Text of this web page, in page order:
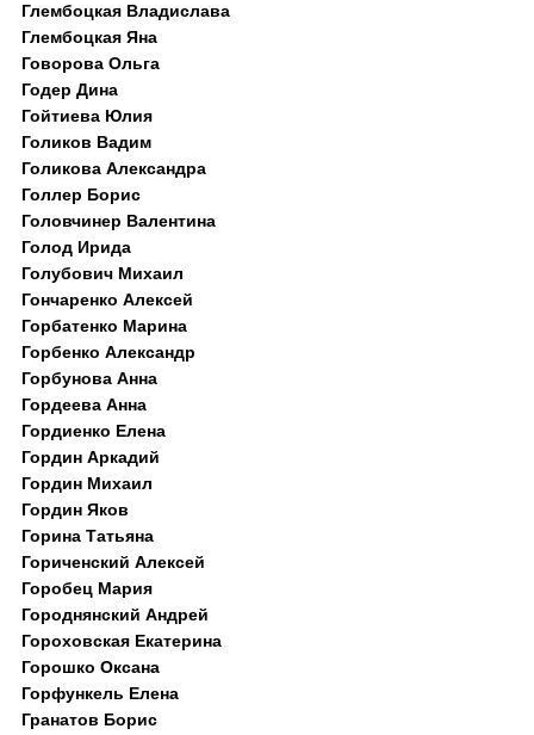
Глембоцкая Владислава
Глембоцкая Яна
Говорова Ольга
Годер Дина
Гойтиева Юлия
Голиков Вадим
Голикова Александра
Голлер Борис
Головчинер Валентина
Голод Ирида
Голубович Михаил
Гончаренко Алексей
Горбатенко Марина
Горбенко Александр
Горбунова Анна
Гордеева Анна
Гордиенко Елена
Гордин Аркадий
Гордин Михаил
Гордин Яков
Горина Татьяна
Гориченский Алексей
Горобец Мария
Городнянский Андрей
Гороховская Екатерина
Горошко Оксана
Горфункель Елена
Гранатов Борис